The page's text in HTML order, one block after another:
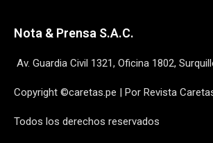
Nota & Prensa S.A.C.
Av. Guardia Civil 1321, Oficina 1802,
Copyright ©caretas.pe | Por Revista
Todos los derechos reservados